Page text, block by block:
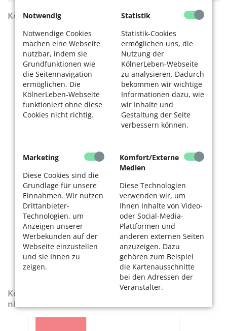
Notwendig
Notwendige Cookies
machen eine Webseite
nutzbar, indem sie
Grundfunktionen wie
die Seitennavigation
ermöglichen. Die
KölnerLeben-Webseite
funktioniert ohne diese
Cookies nicht richtig.
Statistik
Statistik-Cookies
ermöglichen uns, die
Nutzung der
KölnerLeben-Webseite
zu analysieren. Dadurch
bekommen wir wichtige
Informationen dazu, wie
wir Inhalte und
Gestaltung der Seite
verbessern können.
Marketing
Diese Cookies sind die
Grundlage für unsere
Einnahmen. Wir nutzen
Drittanbieter-
Technologien, um
Anzeigen unserer
Werbekunden auf der
Webseite einzustellen
und sie Ihnen zu
zeigen.
Komfort/Externe
Medien
Diese Technologien
verwenden wir, um
Ihnen Inhalte von Video-
oder Social-Media-
Plattformen und
anderen externen Seiten
anzuzeigen. Dazu
gehören zum Beispiel
die Kartenausschnitte
bei den Adressen der
Veranstalter.
KölnerLeben Sommer 2026
KölnerLeben-Sonderausgabe „Wenn die Rente
nicht reicht“